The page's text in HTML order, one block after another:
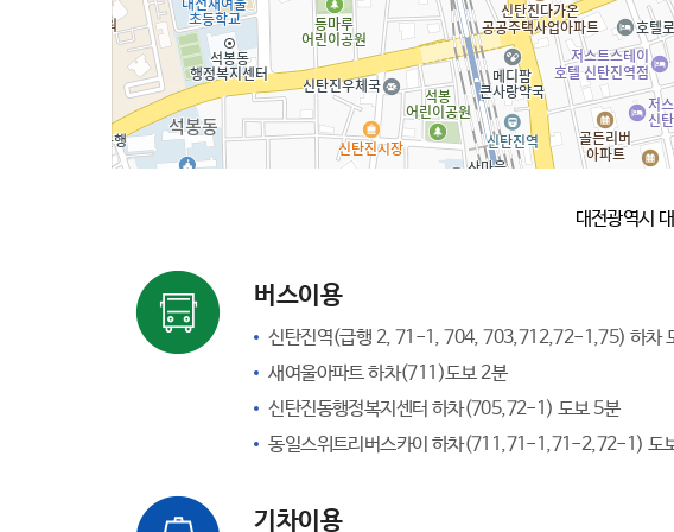
대전광역시
버스이용
신탄진역(급행 2, 71-1, 704, 703,712,72-1,75) 하차
새여울아파트 하차(711)도보 2분
신탄진동행정복지센터 하차(705,72-1) 도보 5분
동일스위트리버스카이 하차(711,71-1,71-2,72-1) 도
기차이용